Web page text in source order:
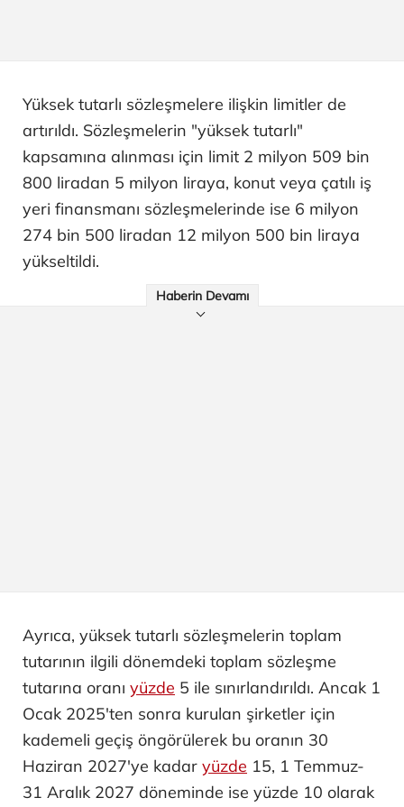
Yüksek tutarlı sözleşmelere ilişkin limitler de
artırıldı. Sözleşmelerin "yüksek tutarlı"
kapsamına alınması için limit 2 milyon 509 bin
800 liradan 5 milyon liraya, konut veya çatılı iş
yeri finansmanı sözleşmelerinde ise 6 milyon
274 bin 500 liradan 12 milyon 500 bin liraya
yükseltildi.
Haberin Devamı
Ayrıca, yüksek tutarlı sözleşmelerin toplam
tutarının ilgili dönemdeki toplam sözleşme
tutarına oranı yüzde 5 ile sınırlandırıldı. Ancak 1
Ocak 2025'ten sonra kurulan şirketler için
kademeli geçiş öngörülerek bu oranın 30
Haziran 2027'ye kadar yüzde 15, 1 Temmuz-
31 Aralık 2027 döneminde ise yüzde 10 olarak